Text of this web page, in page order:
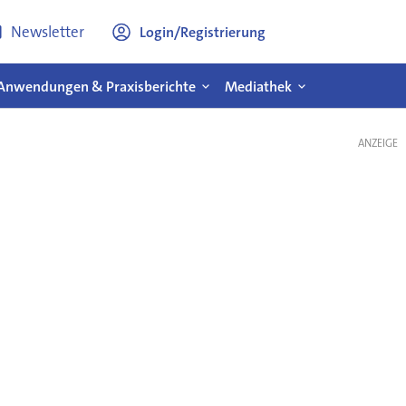
Newsletter Login/Registrierung
& Praxisberichte Mediathek
ANZEIGE